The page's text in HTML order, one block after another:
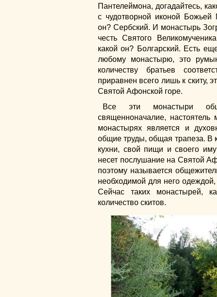
Пантелеймона, догадайтесь,
с чудотворной иконой Божьей
он? Сербский. И монастырь
честь Святого
какой он? Болгарский. Есть
любому монастырю, это
количеству братьев
приравнен всего лишь к скиту,
Святой Афонской горе.
Все эти монастыри
священноначалие,
монастырях является и
общие труды, общая трапеза. В
кухни, свой пищи и своего
несет послушание на Святой
поэтому называется
необходимой для него
Сейчас таких монастырей,
количество скитов.